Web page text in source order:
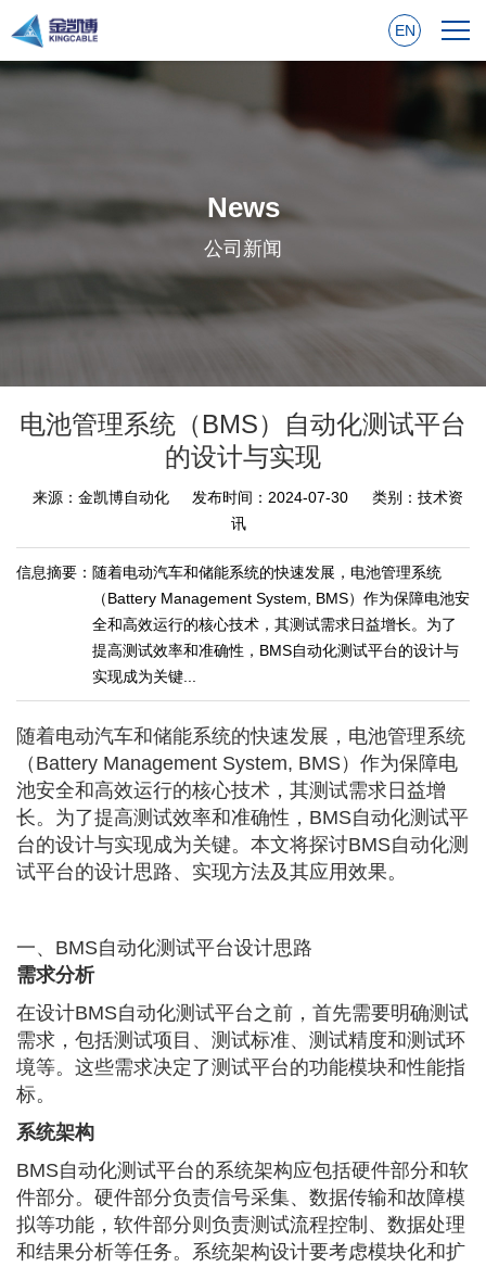
EN
News
公司新闻
电池管理系统（BMS）自动化测试平台
的设计与实现
来源：金凯博自动化 发布时间：2024-07-30
类别：技术资
讯
信息摘要： 随着电动汽车和储能系统的快速发展，电池管理系统
（Battery Management System, BMS）作为保障电池安
全和高效运行的核心技术，其测试需求日益增长。为了
提高测试效率和准确性，BMS自动化测试平台的设计与
实现成为关键...
随着电动汽车和储能系统的快速发展，电池管理系统
（Battery Management System, BMS）作为保障电
池安全和高效运行的核心技术，其测试需求日益增
长。为了提高测试效率和准确性，BMS自动化测试平
台的设计与实现成为关键。本文将探讨BMS自动化测
试平台的设计思路、实现方法及其应用效果。
一、BMS自动化测试平台设计思路
需求分析
在设计BMS自动化测试平台之前，首先需要明确测试
需求，包括测试项目、测试标准、测试精度和测试环
境等。这些需求决定了测试平台的功能模块和性能指
标。
系统架构
BMS自动化测试平台的系统架构应包括硬件部分和软
件部分。硬件部分负责信号采集、数据传输和故障模
拟等功能，软件部分则负责测试流程控制、数据处理
和结果分析等任务。系统架构设计要考虑模块化和扩